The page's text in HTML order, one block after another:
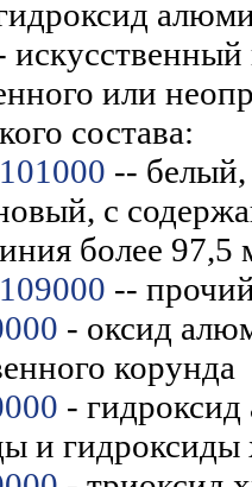
искусственный
или
состава:
--
с
более 97,5
--
- оксид
корунда
-
и гидроксиды